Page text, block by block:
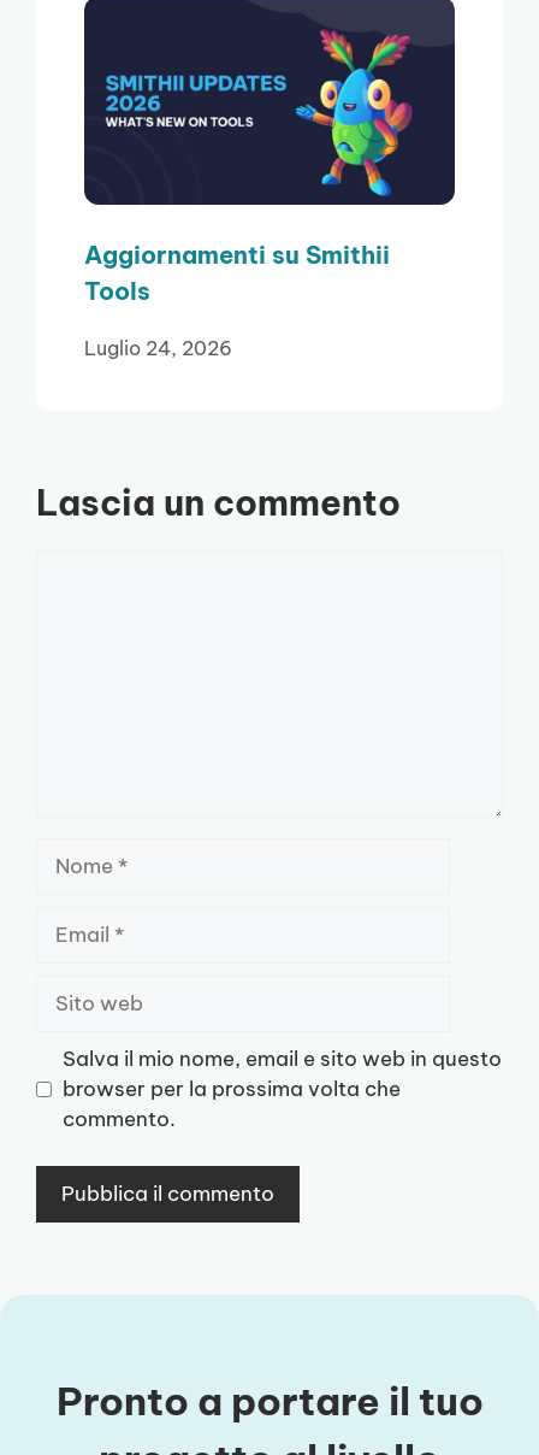
Aggiornamenti su Smithii
Tools
Luglio 24, 2026
Lascia un commento
Sito
web
Salva il mio nome, email e sito web in questo
browser per la prossima volta che
commento.
Pronto a portare il tuo